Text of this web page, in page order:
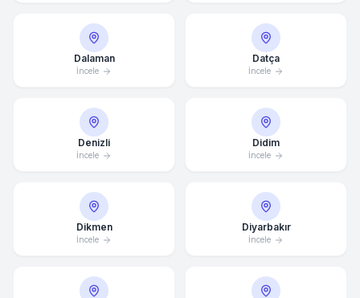
Dalaman
İncele
Datça
İncele
Denizli
İncele
Didim
İncele
Dikmen
İncele
Diyarbakır
İncele